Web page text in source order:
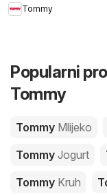
Tommy
Popularni
Tommy
Tommy Mlijeko
Tommy Jogurt
Tommy Kruh